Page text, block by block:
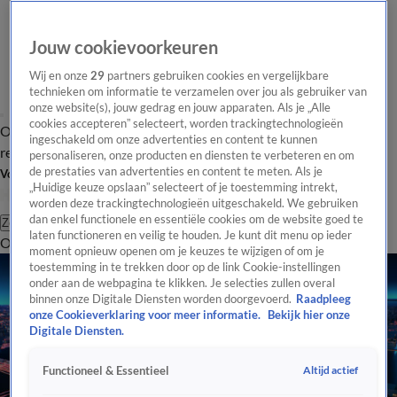
Overzicht Laatste nieuws Regionieuws Het beste van Hart
Tip de
redactie
Volg Hart van Nederland
Zoeken
OverzichtRegioUitzendingenWeerTip de redactiePanelVideo's
Jouw cookievoorkeuren
Wij en onze29 partners gebruiken cookies en vergelijkbare
technieken om informatie te verzamelen over jou als gebruiker van
onze website(s), jouw gedrag en jouw apparaten. Als je „Alle
cookies accepteren” selecteert, worden trackingtechnologieën
ingeschakeld om onze advertenties en content te kunnen
personaliseren, onze producten en diensten te verbeteren en om
de prestaties van advertenties en content te meten. Als je
„Huidige keuze opslaan” selecteert of je toestemming intrekt,
worden deze trackingtechnologieën uitgeschakeld. We gebruiken
dan enkel functionele en essentiële cookies om de website goed te
laten functioneren en veilig te houden. Je kunt dit menu op ieder
moment opnieuw openen om je keuzes te wijzigen of om je
toestemming in te trekken door op de link Cookie-instellingen
onder aan de webpagina te klikken. Je selecties zullen overal
binnen onze Digitale Diensten worden doorgevoerd. Raadpleeg
onze Cookieverklaring voor meer informatie.
Bekijk hier onze
Digitale Diensten.
Functioneel & Essentieel Altijd actief